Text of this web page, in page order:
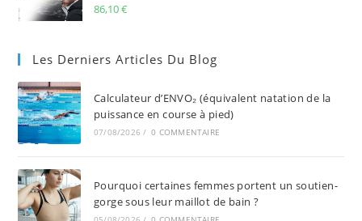
86,10€
Les Derniers Articles Du Blog
Calculateur d’ENVO₂ (équivalent natation de la
puissance en course à pied)
07/08/2026 / 0 COMMENTAIRE
Pourquoi certaines femmes portent un soutien-
gorge sous leur maillot de bain ?